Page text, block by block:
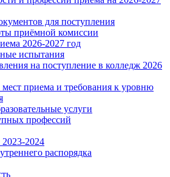
для поступления
приёмной комиссии
2026-2027 год
испытания
на поступление в колледж 2026
мест приема и требования к уровню
услуги
профессий
2024
распорядка